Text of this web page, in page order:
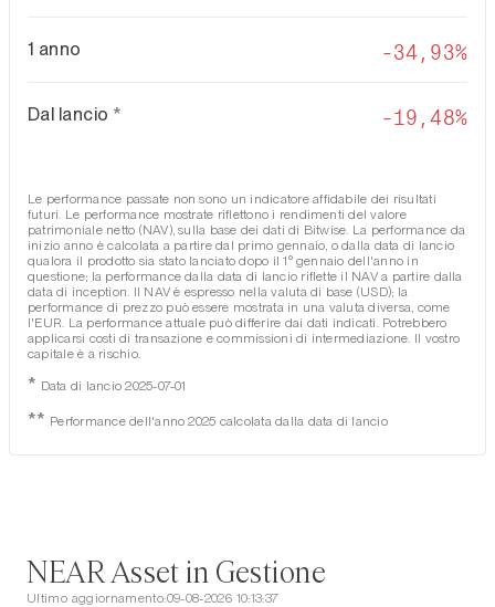
1 anno -34,93%
Dal lancio * -19,48%
Le performance passate non sono un indicatore affidabile dei risultati
futuri. Le performance mostrate riflettono i rendimenti del valore
patrimoniale netto (NAV), sulla base dei dati di Bitwise. La performance da
inizio anno è calcolata a partire dal primo gennaio, o dalla data di lancio
qualora il prodotto sia stato lanciato dopo il 1° gennaio dell'anno in
questione; la performance dalla data di lancio riflette il NAV a partire dalla
data di inception. Il NAV è espresso nella valuta di base (USD); la
performance di prezzo può essere mostrata in una valuta diversa, come
l'EUR. La performance attuale può differire dai dati indicati. Potrebbero
applicarsi costi di transazione e commissioni di intermediazione. Il vostro
capitale è a rischio.
* Data di lancio 2025-07-01
** Performance dell'anno 2025 calcolata dalla data di lancio
NEAR Asset in Gestione
Ultimo aggiornamento:09-08-2026 10:13:37